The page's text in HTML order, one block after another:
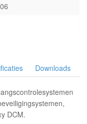
Downloads
DCM.